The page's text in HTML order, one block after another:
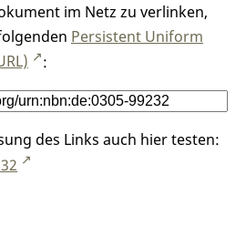
im Netz zu verlinken,
Persistent Uniform
:
des Links auch hier testen: